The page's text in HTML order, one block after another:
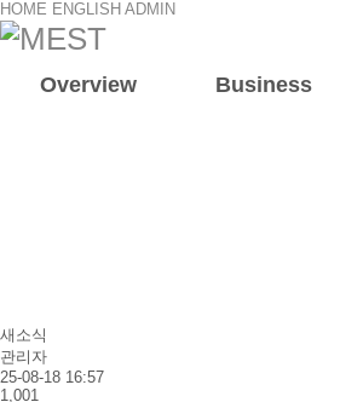
HOME ENGLISH ADMIN
Overview Business
새소식
관리자
25-08-18 16:57
1,001